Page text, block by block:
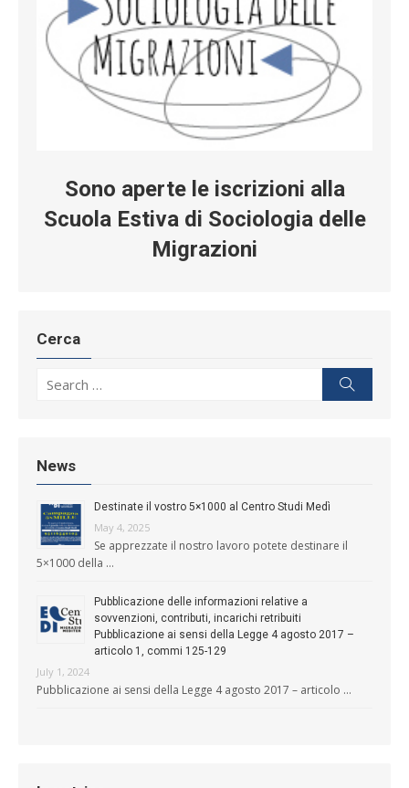
Sono aperte le iscrizioni alla
Scuola Estiva di Sociologia delle
Migrazioni
Cerca
News
Destinate il vostro 5×1000 al Centro Studi Medì
May 4, 2025
Se apprezzate il nostro lavoro potete destinare il
5×1000 della …
Pubblicazione delle informazioni relative a
sovvenzioni, contributi, incarichi retribuiti
Pubblicazione ai sensi della Legge 4 agosto 2017 –
articolo 1, commi 125-129
July 1, 2024
Pubblicazione ai sensi della Legge 4 agosto 2017 – articolo …